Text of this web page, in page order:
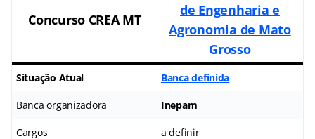
Concurso CREA MT
de Engenharia e
Agronomia de Mato
Grosso
Situação Atual Banca definida
Banca organizadora Inepam
Cargos a definir